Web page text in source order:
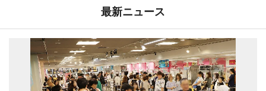
最新ニュース